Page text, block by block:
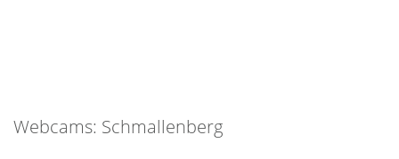
Webcams: Schmallenberg